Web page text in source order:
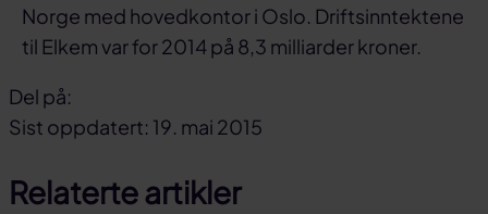
Norge med hovedkontor i Oslo. Driftsinntektene
til Elkem var for 2014 på 8,3 milliarder kroner.
Del på:
Del
facebook
Del
linkedin
Del
Sist oppdatert: 19. mai 2015
Relaterte artikler